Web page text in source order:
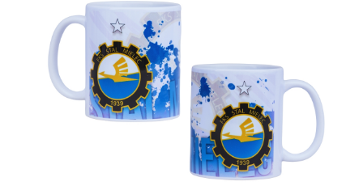
Szaliki
1939